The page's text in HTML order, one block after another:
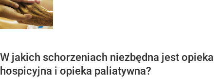
W jakich schorzeniach niezbędna jest opieka
hospicyjna i opieka paliatywna?